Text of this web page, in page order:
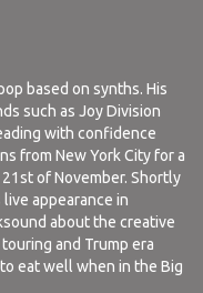
based on synths. His
such as Joy Division
with confidence
from New York City for a
of November. Shortly
appearance in
about the creative
and Trump era
eat well when in the Big